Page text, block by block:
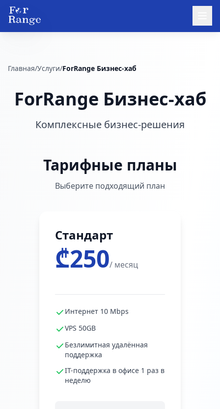
Главная/Услуги/ForRange Бизнес-хаб
ForRange Бизнес-хаб
Комплексные бизнес-решения
Тарифные планы
Выберите подходящий план
Стандарт
₾250/ месяц
Интернет 10 Mbps
VPS 50GB
Безлимитная удалённая
поддержка
IT-поддержка в офисе 1 раз в
неделю